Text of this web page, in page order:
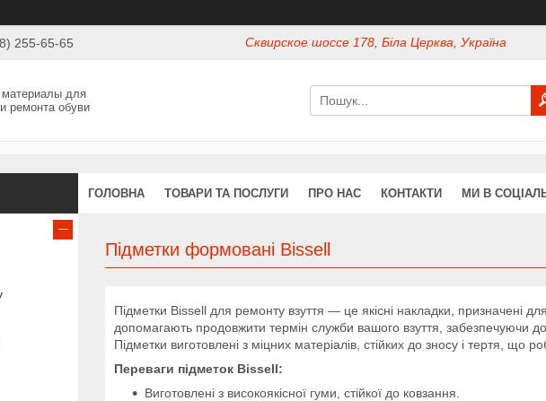
255-65-65 Сквирское шоссе 178, Біла Церква, Україна
материалы для
ремонта обуви
ГОЛОВНА ТОВАРИ ТА ПОСЛУГИ ПРО НАС КОНТАКТИ МИ В
Підметки формовані Bissell
Підметки Bissell для ремонту взуття — це якісні накладки, призначені
допомагають продовжити термін служби вашого взуття, забезпечуючи
Підметки виготовлені з міцних матеріалів, стійких до зносу і тертя, що
Переваги підметок Bissell:
Виготовлені з високоякісної гуми, стійкої до ковзання.